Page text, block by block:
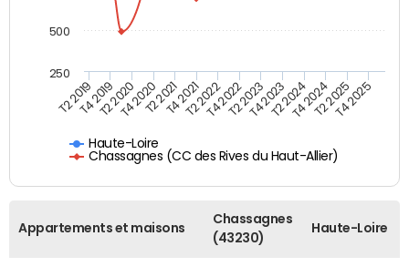
Haute-Loire
Chassagnes (CC des Rives du Haut-Allier)
T2 2019T4 2019T2 2020T4 2020T2 2021T4 2021T2 2022T4 2022T2 2023T4 2023T2 2024T4 2024T2 2025T4 2025
250
500
Appartements et maisons
Chassagnes
(43230)
Haute-Loire